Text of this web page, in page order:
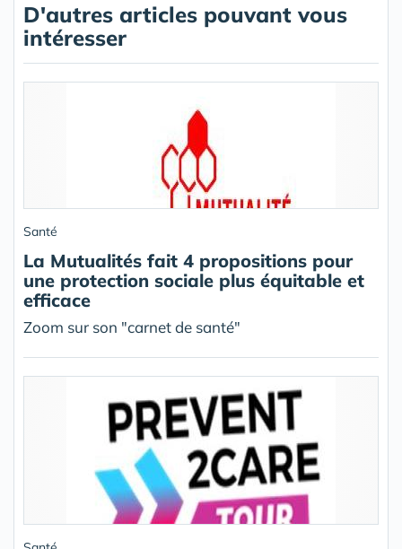
D'autres articles pouvant vous
intéresser
Santé
La Mutualités fait 4 propositions pour
une protection sociale plus équitable et
efficace
Zoom sur son "carnet de santé"